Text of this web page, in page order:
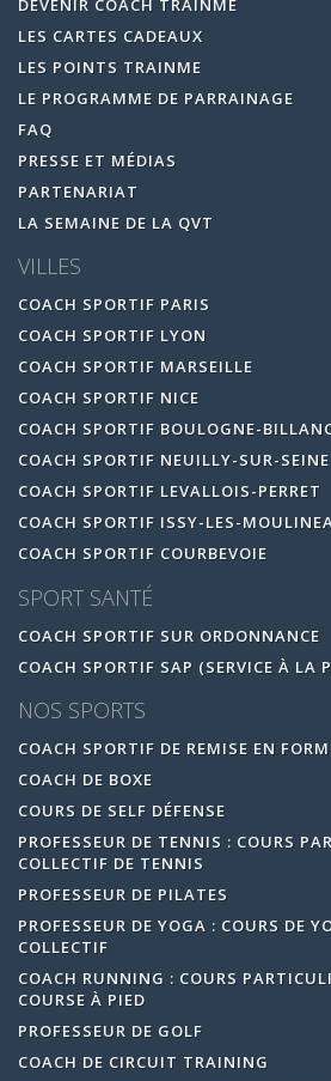
LES CARTES CADEAUX
LES POINTS TRAINME
LE PROGRAMME DE PARRAINAGE
FAQ
PRESSE ET MÉDIAS
PARTENARIAT
LA SEMAINE DE LA QVT
VILLES
COACH SPORTIF PARIS
COACH SPORTIF LYON
COACH SPORTIF MARSEILLE
COACH SPORTIF NICE
COACH SPORTIF BOULOGNE-
COACH SPORTIF NEUILLY-SUR-SEINE
COACH SPORTIF LEVALLOIS-PERRET
COACH SPORTIF ISSY-LES-
COACH SPORTIF COURBEVOIE
SPORT SANTÉ
COACH SPORTIF SUR ORDONNANCE
COACH SPORTIF SAP (SERVICE À LA
NOS SPORTS
COACH SPORTIF DE REMISE EN
COACH DE BOXE
COURS DE SELF DÉFENSE
PROFESSEUR DE TENNIS : COURS
COLLECTIF DE TENNIS
PROFESSEUR DE PILATES
PROFESSEUR DE YOGA : COURS DE
COLLECTIF
COACH RUNNING : COURS
COURSE À PIED
PROFESSEUR DE GOLF
COACH DE CIRCUIT TRAINING